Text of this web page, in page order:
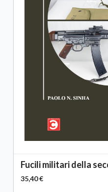
Fucili militari della
35,40 €